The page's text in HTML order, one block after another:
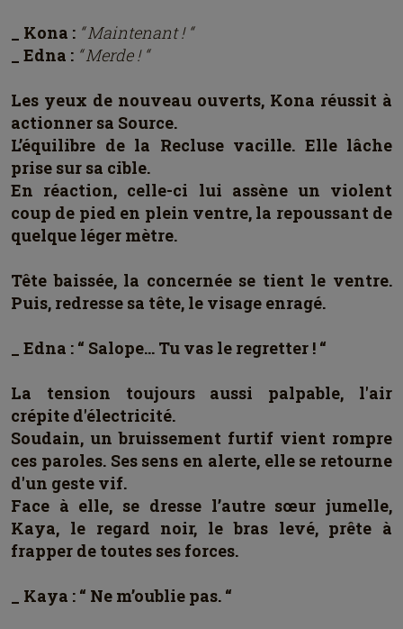
_ Kona : “ Maintenant ! “
_ Edna : “ Merde ! “
Les yeux de nouveau ouverts, Kona réussit à
actionner sa Source.
L’équilibre de la Recluse vacille. Elle lâche
prise sur sa cible.
En réaction, celle-ci lui assène un violent
coup de pied en plein ventre, la repoussant de
quelque léger mètre.
Tête baissée, la concernée se tient le ventre.
Puis, redresse sa tête, le visage enragé.
_ Edna : “ Salope… Tu vas le regretter ! “
La tension toujours aussi palpable, l'air
crépite d'électricité.
Soudain, un bruissement furtif vient rompre
ces paroles. Ses sens en alerte, elle se retourne
d'un geste vif.
Face à elle, se dresse l’autre sœur jumelle,
Kaya, le regard noir, le bras levé, prête à
frapper de toutes ses forces.
_ Kaya : “ Ne m’oublie pas. “